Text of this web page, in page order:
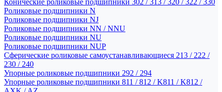
Конические роликовые подшипники 302 / 313 / 320 / 322 / 330
Роликовые подшипники N
Роликовые подшипники NJ
Роликовые подшипники NN / NNU
Роликовые подшипники NU
Роликовые подшипники NUP
Сферические роликовые самоустанавливающиеся 213 / 222 /
230 / 240
Упорные роликовые подшипники 292 / 294
Упорные роликовые подшипники 811 / 812 / K811 / K812 /